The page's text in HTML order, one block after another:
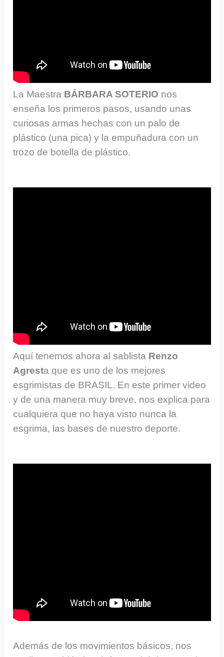
La Maestra BÁRBARA SOTERIO nos
enseña los primeros pasos, usando unas
curiosas armas hechas con un palo de
plástico (una pica) y la empuñadura con un
trozo de botella de plástico.
Aquí tenemos ahora al sablista Renzo
Agresta que es uno de los mejores
esgrimistas de BRASIL. En este primer video
y de una manera muy breve, nos explica para
cualquiera que no haya visto nunca la
esgrima, las bases de nuestro deporte.
Además de los movimientos básicos, nos